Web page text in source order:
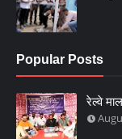
Popular Posts
रेल्वे